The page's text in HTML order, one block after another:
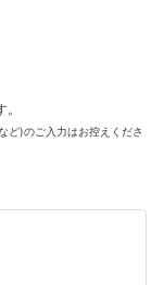
ど)のご入力はお控えくださ